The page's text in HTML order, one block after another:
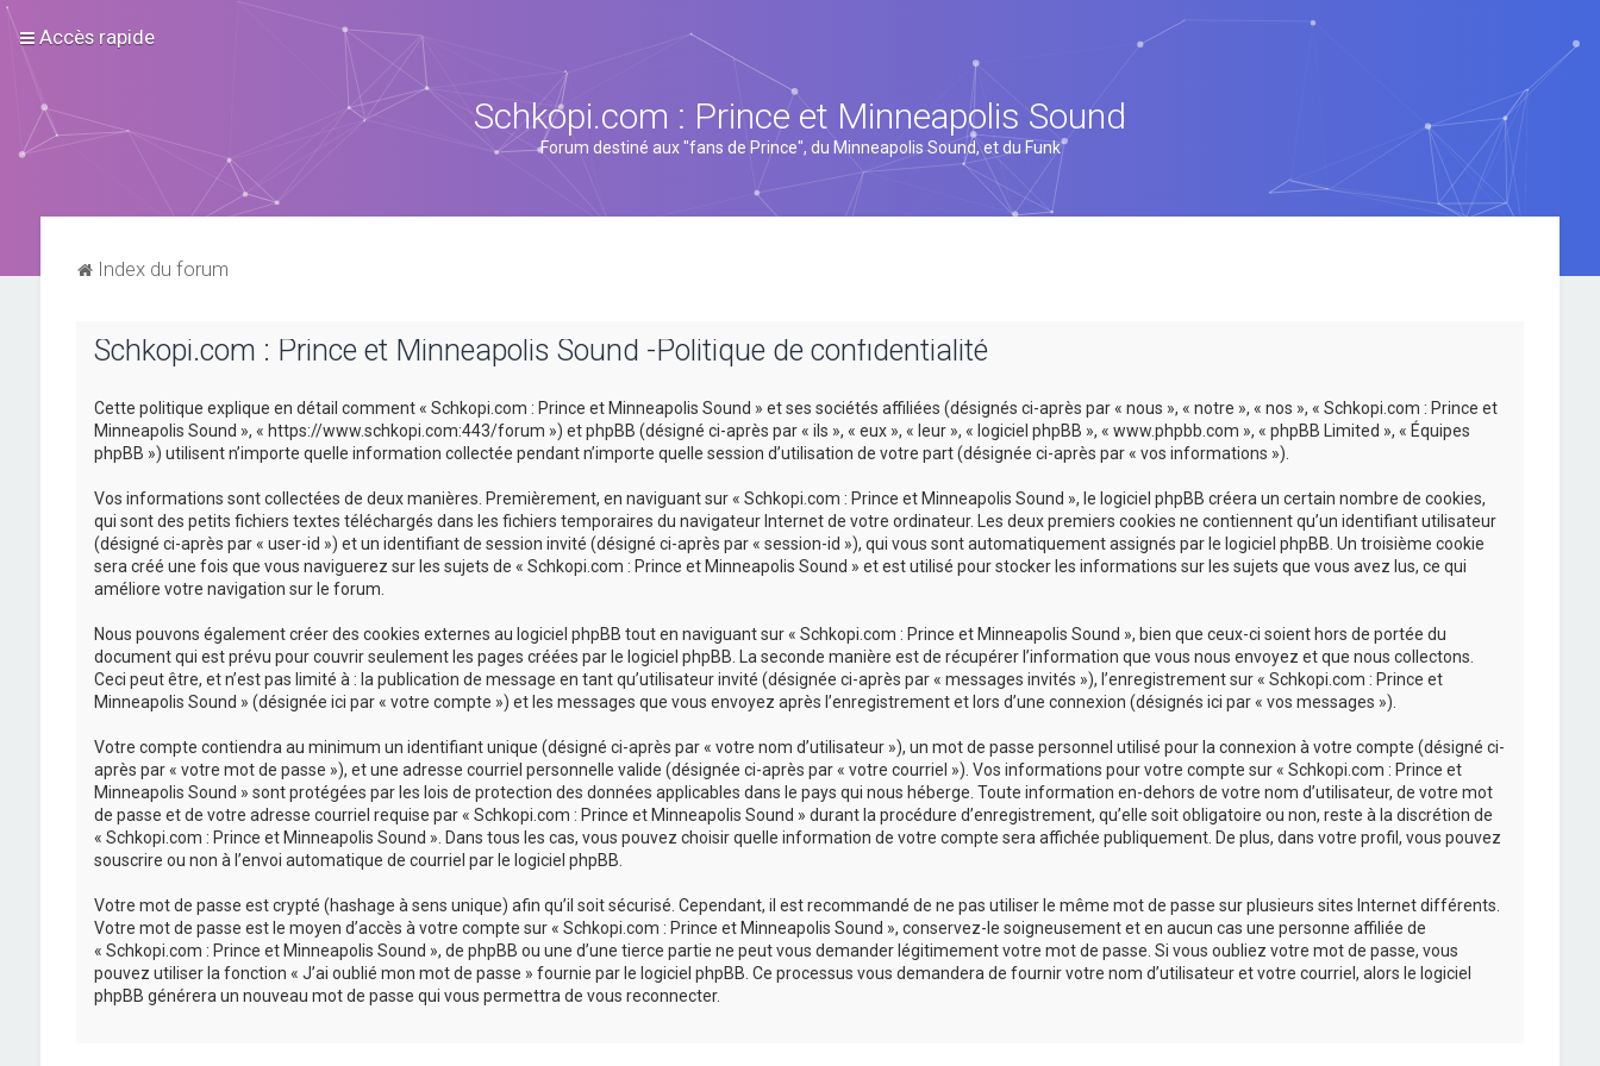
Accès rapide
Schkopi.com : Prince et Minneapolis Sound
Forum destiné aux "fans de Prince", du Minneapolis Sound, et du Funk
Index du forum
Schkopi.com : Prince et Minneapolis Sound -Politique de confidentialité
Cette politique explique en détail comment « Schkopi.com : Prince et Minneapolis Sound » et ses sociétés affiliées (désignés ci-après par « nous », « notre », « nos », « Schkopi.com : Prince et
Minneapolis Sound », « https://www.schkopi.com:443/forum ») et phpBB (désigné ci-après par « ils », « eux », « leur », « logiciel phpBB », « www.phpbb.com », « phpBB Limited », « Équipes
phpBB ») utilisent n’importe quelle information collectée pendant n’importe quelle session d’utilisation de votre part (désignée ci-après par « vos informations »).
Vos informations sont collectées de deux manières. Premièrement, en naviguant sur « Schkopi.com : Prince et Minneapolis Sound », le logiciel phpBB créera un certain nombre de cookies,
qui sont des petits fichiers textes téléchargés dans les fichiers temporaires du navigateur Internet de votre ordinateur. Les deux premiers cookies ne contiennent qu’un identifiant utilisateur
(désigné ci-après par « user-id ») et un identifiant de session invité (désigné ci-après par « session-id »), qui vous sont automatiquement assignés par le logiciel phpBB. Un troisième cookie
sera créé une fois que vous naviguerez sur les sujets de « Schkopi.com : Prince et Minneapolis Sound » et est utilisé pour stocker les informations sur les sujets que vous avez lus, ce qui
améliore votre navigation sur le forum.
Nous pouvons également créer des cookies externes au logiciel phpBB tout en naviguant sur « Schkopi.com : Prince et Minneapolis Sound », bien que ceux-ci soient hors de portée du
document qui est prévu pour couvrir seulement les pages créées par le logiciel phpBB. La seconde manière est de récupérer l’information que vous nous envoyez et que nous collectons.
Ceci peut être, et n’est pas limité à : la publication de message en tant qu’utilisateur invité (désignée ci-après par « messages invités »), l’enregistrement sur « Schkopi.com : Prince et
Minneapolis Sound » (désignée ici par « votre compte ») et les messages que vous envoyez après l’enregistrement et lors d’une connexion (désignés ici par « vos messages »).
Votre compte contiendra au minimum un identifiant unique (désigné ci-après par « votre nom d’utilisateur »), un mot de passe personnel utilisé pour la connexion à votre compte (désigné ci-
après par « votre mot de passe »), et une adresse courriel personnelle valide (désignée ci-après par « votre courriel »). Vos informations pour votre compte sur « Schkopi.com : Prince et
Minneapolis Sound » sont protégées par les lois de protection des données applicables dans le pays qui nous héberge. Toute information en-dehors de votre nom d’utilisateur, de votre mot
de passe et de votre adresse courriel requise par « Schkopi.com : Prince et Minneapolis Sound » durant la procédure d’enregistrement, qu’elle soit obligatoire ou non, reste à la discrétion de
« Schkopi.com : Prince et Minneapolis Sound ». Dans tous les cas, vous pouvez choisir quelle information de votre compte sera affichée publiquement. De plus, dans votre profil, vous pouvez
souscrire ou non à l’envoi automatique de courriel par le logiciel phpBB.
Votre mot de passe est crypté (hashage à sens unique) afin qu’il soit sécurisé. Cependant, il est recommandé de ne pas utiliser le même mot de passe sur plusieurs sites Internet différents.
Votre mot de passe est le moyen d’accès à votre compte sur « Schkopi.com : Prince et Minneapolis Sound », conservez-le soigneusement et en aucun cas une personne affiliée de
« Schkopi.com : Prince et Minneapolis Sound », de phpBB ou une d’une tierce partie ne peut vous demander légitimement votre mot de passe. Si vous oubliez votre mot de passe, vous
pouvez utiliser la fonction « J’ai oublié mon mot de passe » fournie par le logiciel phpBB. Ce processus vous demandera de fournir votre nom d’utilisateur et votre courriel, alors le logiciel
phpBB générera un nouveau mot de passe qui vous permettra de vous reconnecter.